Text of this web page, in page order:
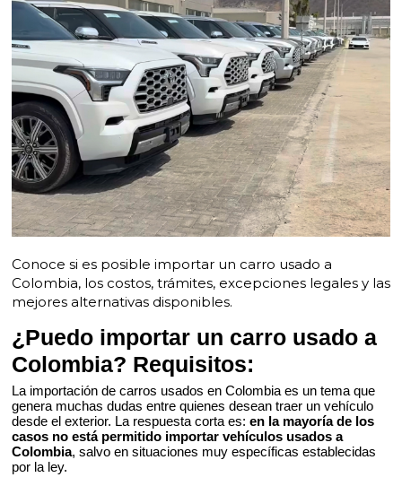
Conoce si es posible importar un carro usado a
Colombia, los costos, trámites, excepciones legales y las
mejores alternativas disponibles.
¿Puedo importar un carro usado a
Colombia? Requisitos:
La importación de carros usados en Colombia es un tema que
genera muchas dudas entre quienes desean traer un vehículo
desde el exterior. La respuesta corta es: en la mayoría de los
casos no está permitido importar vehículos usados a
Colombia, salvo en situaciones muy específicas establecidas
por la ley.